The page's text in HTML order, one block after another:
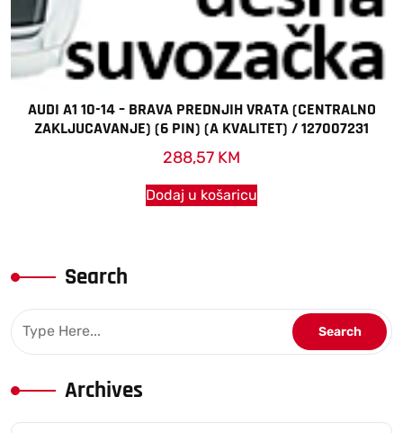
AUDI A1 10-14 – BRAVA PREDNJIH VRATA (CENTRALNO
ZAKLJUCAVANJE) (6 PIN) (A KVALITET) / 127007231
288,57 KM
Dodaj u košaricu
Search
Archives